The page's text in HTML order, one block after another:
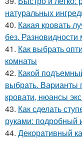
натуральных
40. Какая кровать
без.
41. Как выбрать
комнаты
42. Какой
выбрать.
кровати, нюансы
43. Как сделать
руками: подробный
44. Декоративный